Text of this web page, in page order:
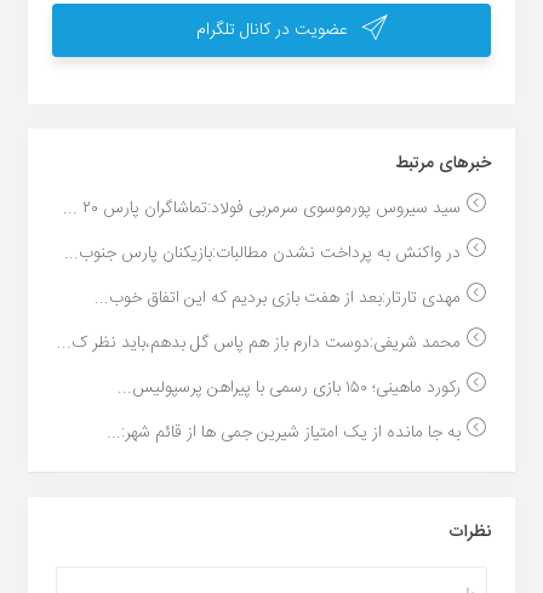
عضویت در کانال تلگرام
خبر‌های مرتبط
سید سیروس پورموسوی سرمربی فولاد:تماشاگران پارس ۲۰ ...
در واکنش به پرداخت نشدن مطالبات:بازیکنان پارس جنوب...
مهدی تارتار:بعد از هفت بازی بردیم که این اتفاق خوب...
محمد شریفی:دوست دارم باز هم پاس گل بدهم،باید نظر ک...
رکورد ماهینی؛ ۱۵۰ بازی رسمی با پیراهن پرسپولیس...
به جا مانده از یک امتیاز شیرین جمی ها از قائم شهر:...
نظرات